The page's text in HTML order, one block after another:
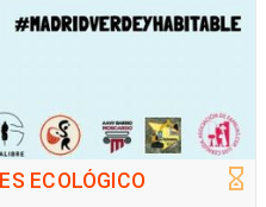
ECOLÓGICO